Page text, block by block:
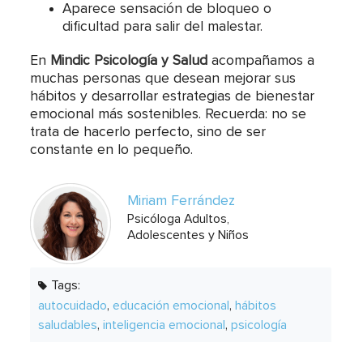
Aparece sensación de bloqueo o
dificultad para salir del malestar.
En Mindic Psicología y Salud acompañamos a
muchas personas que desean mejorar sus
hábitos y desarrollar estrategias de bienestar
emocional más sostenibles. Recuerda: no se
trata de hacerlo perfecto, sino de ser
constante en lo pequeño.
Miriam Ferrández
Psicóloga Adultos,
Adolescentes y Niños
Tags:
autocuidado,educación emocional,hábitos
saludables,inteligencia emocional,psicología